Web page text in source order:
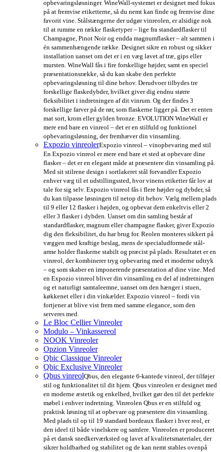
opbevaringsløsninger. WineWall-systemet er designet med fokus
på at fremvise etiketterne, så du nemt kan finde og fremvise dine
favorit vine. Stålstængerne der udgør vinreolen, er alsidige nok
til at rumme en række flasketyper – lige fra standardflasker til
Champagne, Pinot Noir og endda magnumflasker – alt sammen i
én sammenhængende række. Designet sikre en robust og sikker
installation uanset om det er i en væg lavet af træ, gips eller
mursten. WineWall fås i fire forskellige højder, samt en speciel
præsentationsrække, så du kan skabe den perfekte
opbevaringsløsning til dine behov. Derudvoer tilbydes tre
forskellige flaskedybder, hvilket giver dig endnu større
fleksibilitet i indretningen af dit vinrum. Og der findes 3
forskellige farver på de rør, som flaskerne ligger på. Det er enten
mat sort, krom eller gylden bronze. EVOLUTION WineWall er
mere end bare en vinreol – det er en stilfuld og funktionel
opbevaringsløsning, der fremhæver din vinsamling.
Expozio vinreolerExpozio vinreol – vinopbevaring med stil
En Expozio vinreol er mere end bare et sted at opbevare dine
flasker – det er en elegant måde at præsentere din vinsamling på.
Med sit stilrene design i sortlakeret stål forvandler Expozio
enhver væg til et udstillingssted, hvor vinens etiketter får lov at
tale for sig selv. Expozio vinreol fås i flere højder og dybder, så
du kan tilpasse løsningen til netop dit behov. Vælg mellem plads
til 9 eller 12 flasker i højden, og opbevar dem enkeltvis eller 2
eller 3 flasker i dybden. Uanset om din samling består af
standardflasker, magnum eller champagne flasker, giver Expozio
dig den fleksibilitet, du har brug for. Reolen monteres sikkert på
væggen med kraftige beslag, mens de specialudformede stål-
arme holder flaskerne stabilt og præcist på plads. Resultatet er en
vinreol, der kombinerer tryg opbevaring med et moderne udtryk
– og som skaber en imponerende præsentation af dine vine. Med
en Expozio vinreol bliver din vinsamling en del af indretningen
og et naturligt samtaleemne, uanset om den hænger i stuen,
køkkenet eller i din vinkælder. Expozio vinreol – fordi vin
fortjener at blive vist frem med samme elegance, som den
serveres med.
Le Bloc Cellier Vinreoler
Modulo – Vinkassereol
NOOK Vinreoler
Opzion Vinreoler
Qbic Classique Vinreoler
Qbic Exclusive Vinreoler
Qbus vinreolQbus, den elegante 6-kantede vinreol, der tilføjer
stil og funktionalitet til dit hjem. Qbus vinreolen er designet med
en moderne æstetik og enkelhed, hvilket gør den til det perfekte
møbel i enhver indretning. Vinreolen Qbus er en stilfuld og
praktisk løsning til at opbevare og præsentere din vinsamling.
Med plads til op til 19 standard bordeaux flasker i hver reol, er
den ideel til både vinelskere og samlere. Vinreolen er produceret
på et dansk snedkerværksted og lavet af kvalitetsmaterialer, der
sikrer holdbarhed og stabilitet og de kan nemt stables ovenpå